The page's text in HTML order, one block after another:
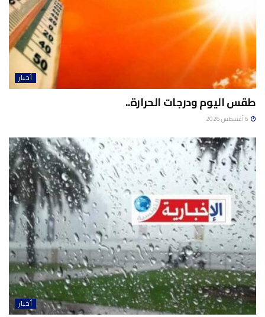
أخبار
طقس اليوم ودرجات الحرارة..
أخبار